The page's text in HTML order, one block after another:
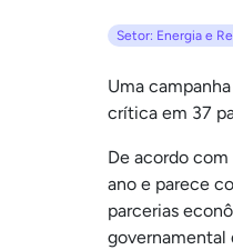
Setor: Energia e
Uma
crítica em 37
De acordo
ano e parece
parcerias
governamental